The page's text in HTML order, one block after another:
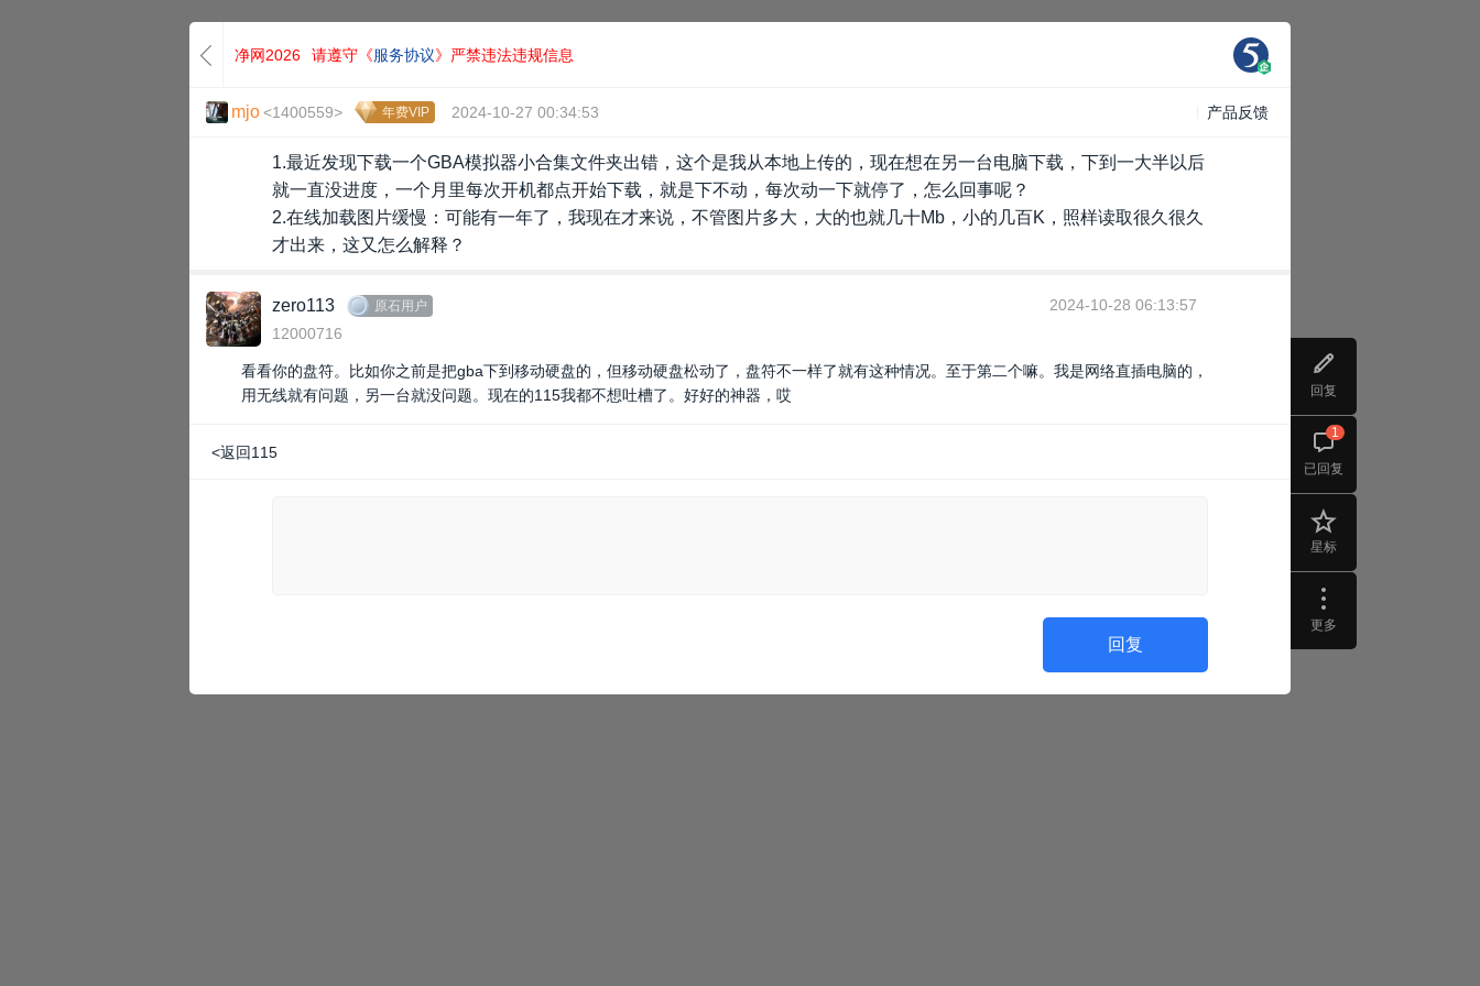
回复
已回复
1
星标
更多
净网2026 请遵守《服务协议》严禁违法违规信息
mjo<1400559> 年费VIP 2024-10-27 00:34:53 产品反馈
1.最近发现下载一个GBA模拟器小合集文件夹出错，这个是我从本地上传的，现在想在另一台电脑下载，下到一大半以后
就一直没进度，一个月里每次开机都点开始下载，就是下不动，每次动一下就停了，怎么回事呢？
2.在线加载图片缓慢：可能有一年了，我现在才来说，不管图片多大，大的也就几十Mb，小的几百K，照样读取很久很久
才出来，这又怎么解释？
zero113 原石用户
12000716
2024-10-28 06:13:57
看看你的盘符。比如你之前是把gba下到移动硬盘的，但移动硬盘松动了，盘符不一样了就有这种情况。至于第二个嘛。我是网络直插电脑的，
用无线就有问题，另一台就没问题。现在的115我都不想吐槽了。好好的神器，哎
<返回115
回复